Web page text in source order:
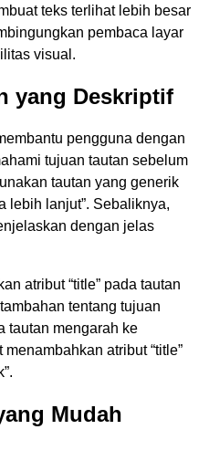
teks terlihat lebih besar
pembaca layar
visual.
yang Deskriptif
pengguna dengan
tujuan tautan sebelum
tautan yang generik
lebih lanjut”. Sebaliknya,
dengan jelas
atribut “title” pada tautan
tentang tujuan
tautan mengarah ke
atribut “title”
Mudah